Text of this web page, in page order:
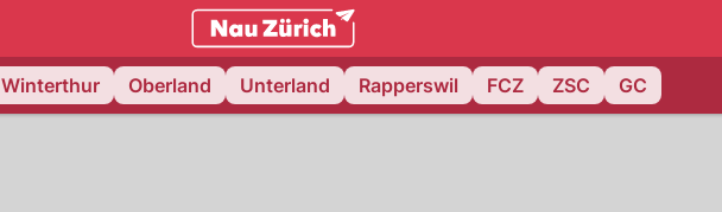
zurich.NAU.ch
Winterthur Oberland Unterland Rapperswil FCZ ZSC GC